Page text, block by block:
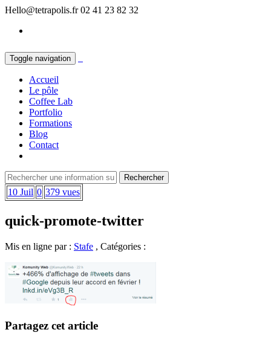
Hello@tetrapolis.fr 02 41 23 82 32
Toggle navigation
Accueil
Le pôle
Coffee Lab
Portfolio
Formations
Blog
Contact
10 Juil 0 379 vues
quick-promote-twitter
Mis en ligne par : Stafe , Catégories :
Partagez cet article